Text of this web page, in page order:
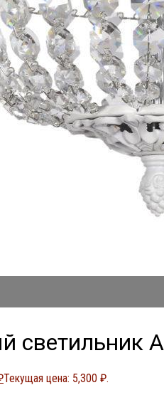
светильник
Текущая цена: 5,300 ₽.